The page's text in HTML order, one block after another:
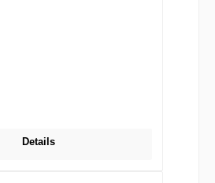
Details